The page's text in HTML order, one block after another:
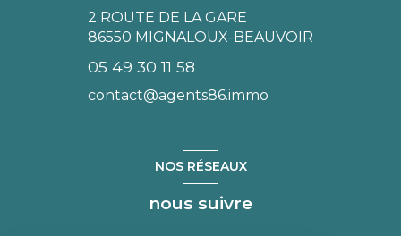
2 ROUTE DE LA GARE
86550 MIGNALOUX-BEAUVOIR
05 49 30 11 58
contact@agents86.immo
NOS RÉSEAUX
nous suivre